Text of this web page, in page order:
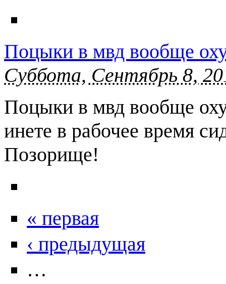
Поцыки в мвд вообще
Суббота, Сентябрь 8,
Поцыки в мвд вообще
инете в рабочее время
Позорище!
« первая
‹ предыдущая
…